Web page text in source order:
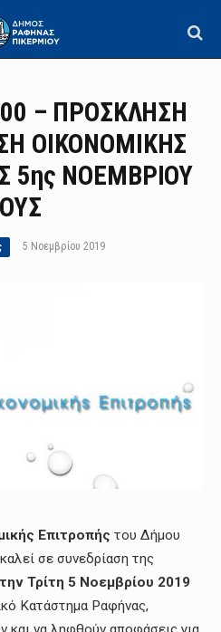
– ΠΡΟΣΚΛΗΣΗ
ΟΙΚΟΝΟΜΙΚΗΣ
5ης ΝΟΕΜΒΡΙΟΥ
5 Νοεμβρίου 2019
Επιτροπής του Δήμου
σε συνεδρίαση της
την Τρίτη 5 Νοεμβρίου 2019
Κατάστημα Ραφήνας,